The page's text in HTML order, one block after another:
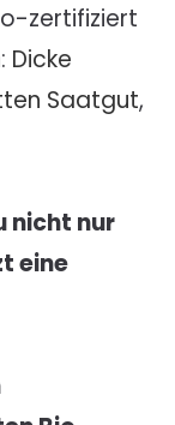
zertifiziert
Dicke
Saatgut,
nicht nur
eine